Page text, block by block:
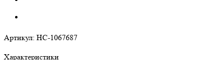
Артикул: НС-1067687
Характеристики